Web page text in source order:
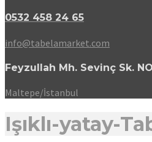
0532 458 24 65
info@tabelamarket.com
Feyzullah Mh. Sevinç Sk.
Maltepe/İstanbul
Işıklı-yatay-